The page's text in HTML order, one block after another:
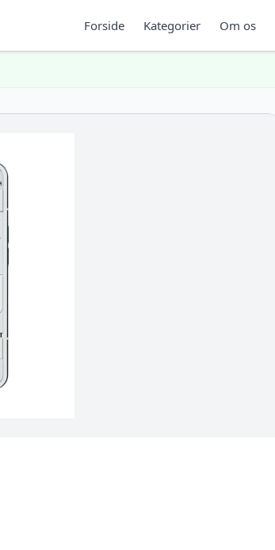
Forside Kategorier Om os